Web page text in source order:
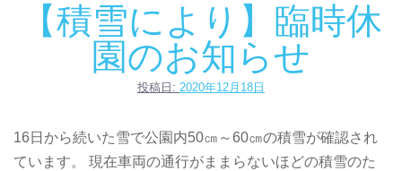
【積雪により】臨時休
園のお知らせ
投稿日: 2020年12月18日
16日から続いた雪で公園内50㎝～60㎝の積雪が確認され
ています。 現在車両の通行がままらないほどの積雪のた